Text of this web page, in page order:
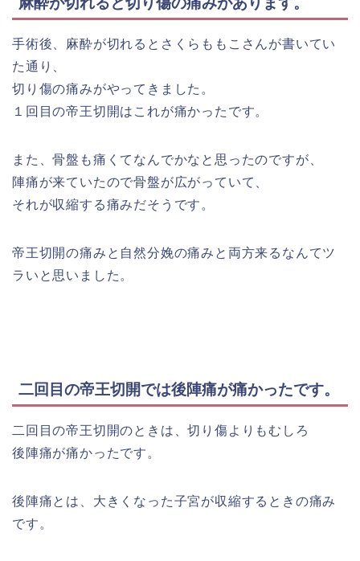
手術後、麻酔が切れるとさくらももこさんが書いてい
た通り、
切り傷の痛みがやってきました。
１回目の帝王切開はこれが痛かったです。
また、骨盤も痛くてなんでかなと思ったのですが、
陣痛が来ていたので骨盤が広がっていて、
それが収縮する痛みだそうです。
帝王切開の痛みと自然分娩の痛みと両方来るなんてツ
ラいと思いました。
二回目の帝王切開では後陣痛が痛かったです。
二回目の帝王切開のときは、切り傷よりもむしろ
後陣痛が痛かったです。
後陣痛とは、大きくなった子宮が収縮するときの痛み
です。